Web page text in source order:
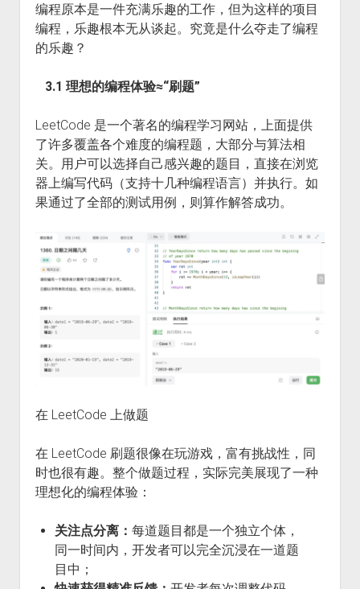
编程原本是一件充满乐趣的工作，但为这样的项目
编程，乐趣根本无从谈起。究竟是什么夺走了编程
的乐趣？
3.1 理想的编程体验≈“刷题”
LeetCode 是一个著名的编程学习网站，上面提供
了许多覆盖各个难度的编程题，大部分与算法相
关。用户可以选择自己感兴趣的题目，直接在浏览
器上编写代码（支持十几种编程语言）并执行。如
果通过了全部的测试用例，则算作解答成功。
在 LeetCode 上做题
在 LeetCode 刷题很像在玩游戏，富有挑战性，同
时也很有趣。整个做题过程，实际完美展现了一种
理想化的编程体验：
关注点分离： 每道题目都是一个独立个体，
同一时间内，开发者可以完全沉浸在一道题
目中；